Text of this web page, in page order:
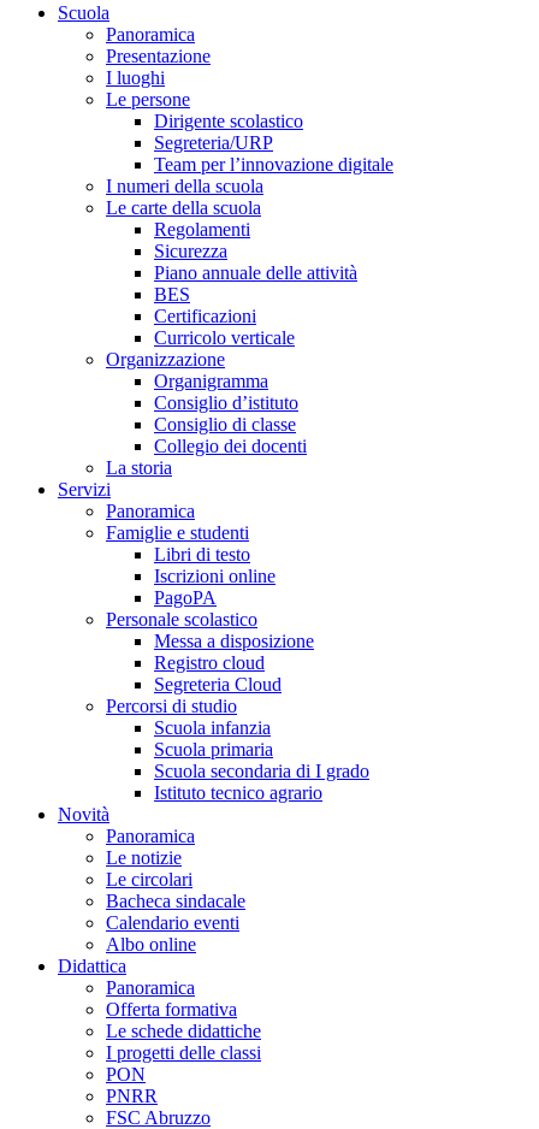
Scuola
Panoramica
Presentazione
I luoghi
Le persone
Dirigente scolastico
Segreteria/URP
Team per l’innovazione digitale
I numeri della scuola
Le carte della scuola
Regolamenti
Sicurezza
Piano annuale delle attività
BES
Certificazioni
Curricolo verticale
Organizzazione
Organigramma
Consiglio d’istituto
Consiglio di classe
Collegio dei docenti
La storia
Servizi
Panoramica
Famiglie e studenti
Libri di testo
Iscrizioni online
PagoPA
Personale scolastico
Messa a disposizione
Registro cloud
Segreteria Cloud
Percorsi di studio
Scuola infanzia
Scuola primaria
Scuola secondaria di I grado
Istituto tecnico agrario
Novità
Panoramica
Le notizie
Le circolari
Bacheca sindacale
Calendario eventi
Albo online
Didattica
Panoramica
Offerta formativa
Le schede didattiche
I progetti delle classi
PON
PNRR
FSC Abruzzo